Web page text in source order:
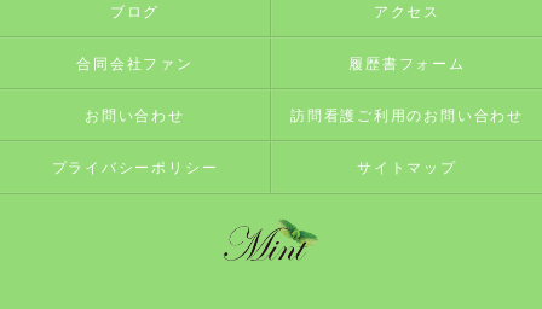
ブログ アクセス
合同会社ファン 履歴書フォーム
お問い合わせ 訪問看護ご利用のお問い合わせ
プライバシーポリシー サイトマップ